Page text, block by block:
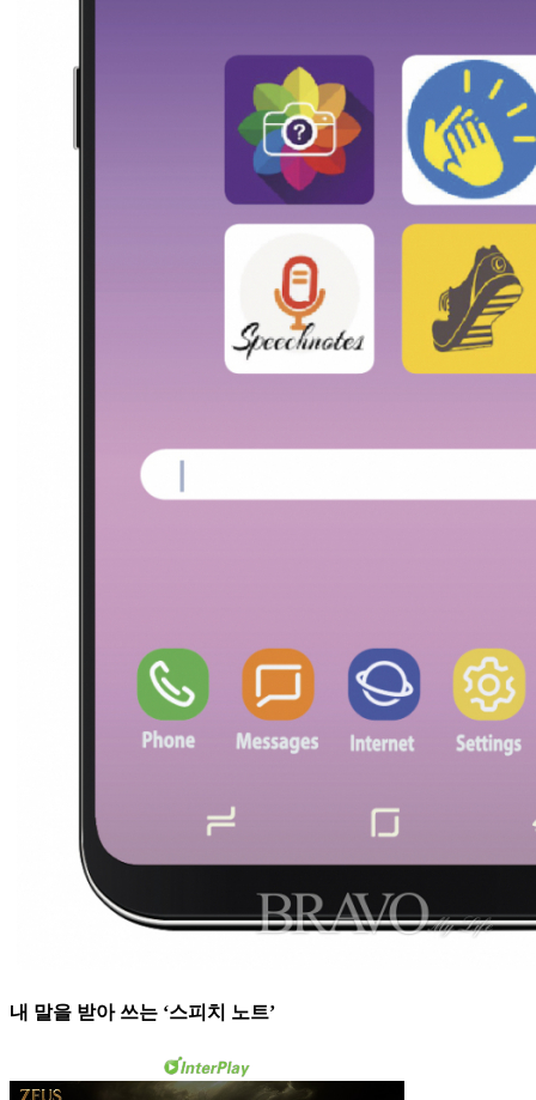
내 말을 받아 쓰는 ‘스피치 노트’